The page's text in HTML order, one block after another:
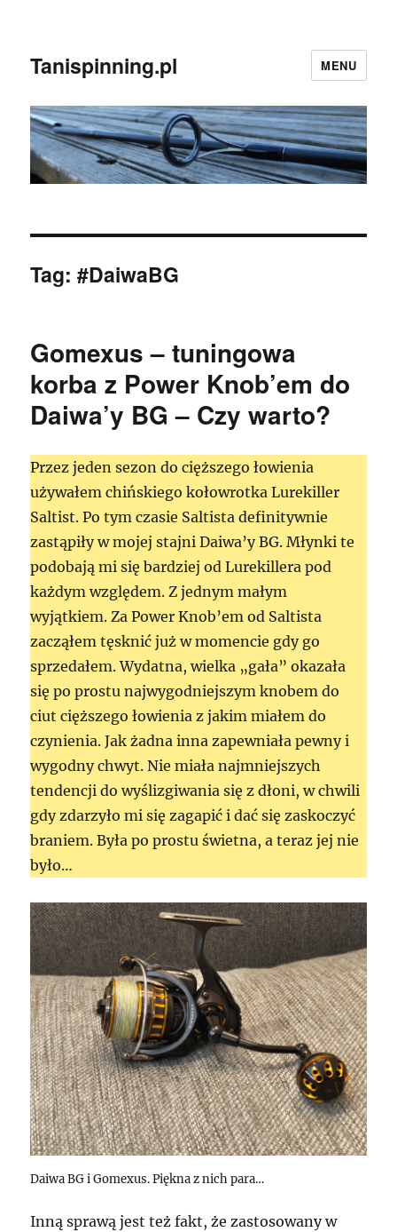
Tanispinning.pl MENU
Tag:#DaiwaBG
Gomexus – tuningowa
korba z Power Knob’em do
Daiwa’y BG – Czy warto?
Przez jeden sezon do cięższego łowienia
używałem chińskiego kołowrotka Lurekiller
Saltist. Po tym czasie Saltista definitywnie
zastąpiły w mojej stajni Daiwa’y BG. Młynki te
podobają mi się bardziej od Lurekillera pod
każdym względem. Z jednym małym
wyjątkiem. Za Power Knob’em od Saltista
zacząłem tęsknić już w momencie gdy go
sprzedałem. Wydatna, wielka „gała” okazała
się po prostu najwygodniejszym knobem do
ciut cięższego łowienia z jakim miałem do
czynienia. Jak żadna inna zapewniała pewny i
wygodny chwyt. Nie miała najmniejszych
tendencji do wyślizgiwania się z dłoni, w chwili
gdy zdarzyło mi się zagapić i dać się zaskoczyć
braniem. Była po prostu świetna, a teraz jej nie
było…
Daiwa BG i Gomexus. Piękna z nich para…
Inną sprawą jest też fakt, że zastosowany w